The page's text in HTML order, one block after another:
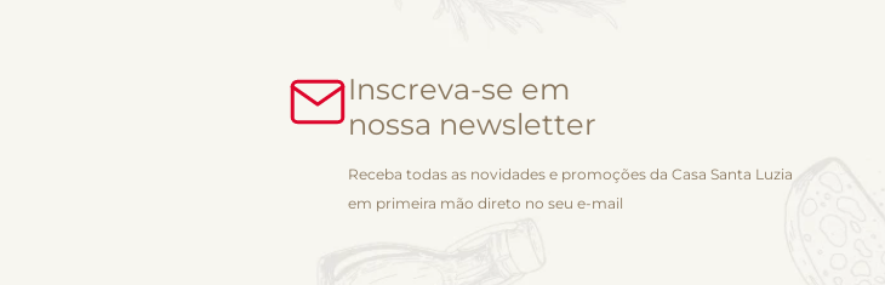
Inscreva-se em
nossa newsletter
Receba todas as novidades e promoções da Casa Santa Luzia
em primeira mão direto no seu e-mail